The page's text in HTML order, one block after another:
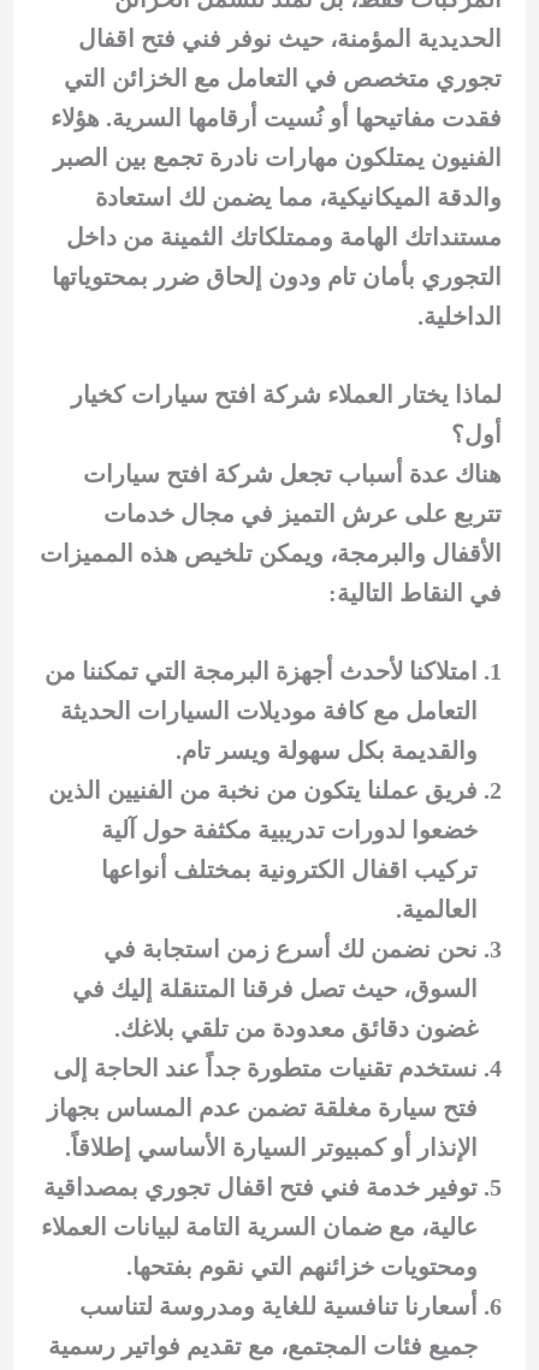
الحديدية المؤمنة، حيث نوفر فني فتح اقفال
تجوري متخصص في التعامل مع الخزائن التي
فقدت مفاتيحها أو نُسيت أرقامها السرية. هؤلاء
الفنيون يمتلكون مهارات نادرة تجمع بين الصبر
والدقة الميكانيكية، مما يضمن لك استعادة
مستنداتك الهامة وممتلكاتك الثمينة من داخل
التجوري بأمان تام ودون إلحاق ضرر بمحتوياتها
الداخلية.
لماذا يختار العملاء شركة افتح سيارات كخيار
أول؟
هناك عدة أسباب تجعل شركة افتح سيارات
تتربع على عرش التميز في مجال خدمات
الأقفال والبرمجة، ويمكن تلخيص هذه المميزات
في النقاط التالية:
امتلاكنا لأحدث أجهزة البرمجة التي تمكننا من
التعامل مع كافة موديلات السيارات الحديثة
والقديمة بكل سهولة ويسر تام.
فريق عملنا يتكون من نخبة من الفنيين الذين
خضعوا لدورات تدريبية مكثفة حول آلية
تركيب اقفال الكترونية بمختلف أنواعها
العالمية.
نحن نضمن لك أسرع زمن استجابة في
السوق، حيث تصل فرقنا المتنقلة إليك في
غضون دقائق معدودة من تلقي بلاغك.
نستخدم تقنيات متطورة جداً عند الحاجة إلى
فتح سيارة مغلقة تضمن عدم المساس بجهاز
الإنذار أو كمبيوتر السيارة الأساسي إطلاقاً.
توفير خدمة فني فتح اقفال تجوري بمصداقية
عالية، مع ضمان السرية التامة لبيانات العملاء
ومحتويات خزائنهم التي نقوم بفتحها.
أسعارنا تنافسية للغاية ومدروسة لتناسب
جميع فئات المجتمع، مع تقديم فواتير رسمية